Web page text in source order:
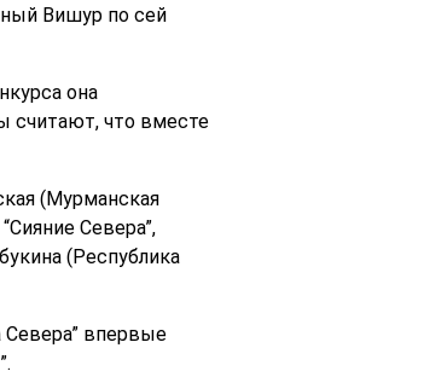
Вишур по сей
она
считают, что вместе
(Мурманская
Севера”,
(Республика
Севера” впервые